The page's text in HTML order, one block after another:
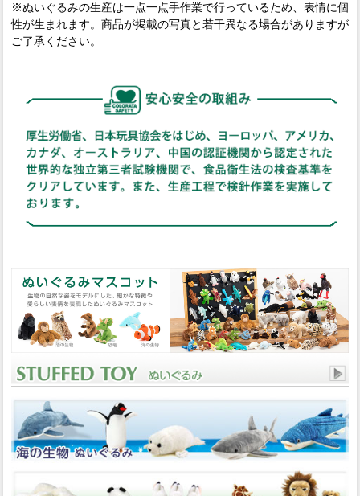
※ぬいぐるみの生産は一点一点手作業で行っているため、表情に個
性が生まれます。商品が掲載の写真と若干異なる場合がありますが
ご了承ください。